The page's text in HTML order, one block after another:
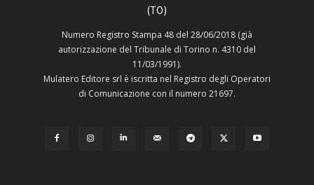
(TO)
Numero Registro Stampa 48 del 28/06/2018 (già
autorizzazione del Tribunale di Torino n. 4310 del
11/03/1991).
Mulatero Editore srl è iscritta nel Registro degli Operatori
di Comunicazione con il numero 21697.